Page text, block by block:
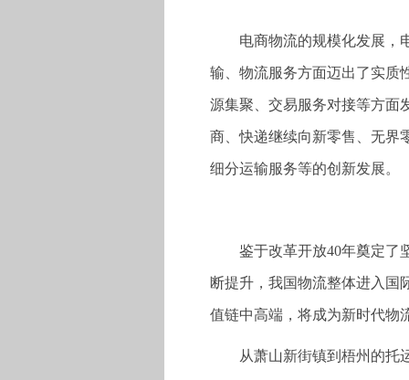
电商物流的规模化发展，
输、物流服务方面迈出了实质
源集聚、交易服务对接等方面
商、快递继续向新零售、无界
细分运输服务等的创新发展。
鉴于改革开放40年奠定了
断提升，我国物流整体进入国
值链中高端，将成为新时代物
从萧山新街镇到梧州的托